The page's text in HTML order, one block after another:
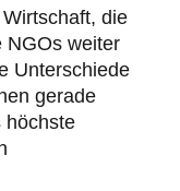
die
NGOs weiter
Unterschiede
gerade
höchste